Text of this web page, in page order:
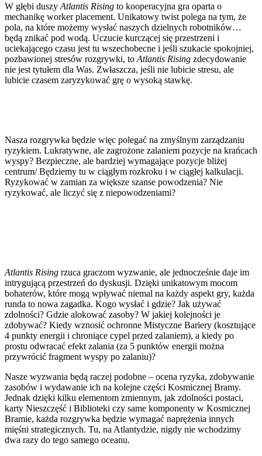
W głębi duszy Atlantis Rising to kooperacyjna gra oparta o
mechanikę worker placement. Unikatowy twist polega na tym, że
pola, na które możemy wysłać naszych dzielnych robotników…
będą znikać pod wodą. Uczucie kurczącej się przestrzeni i
uciekającego czasu jest tu wszechobecne i jeśli szukacie spokojniej,
pozbawionej stresów rozgrywki, to Atlantis Rising zdecydowanie
nie jest tytułem dla Was. Zwłaszcza, jeśli nie lubicie stresu, ale
lubicie czasem zaryzykować grę o wysoką stawkę.
Nasza rozgrywka będzie więc polegać na zmyślnym zarządzaniu
ryzykiem. Lukratywne, ale zagrożone zalaniem pozycje na krańcach
wyspy? Bezpieczne, ale bardziej wymagające pozycje bliżej
centrum/ Będziemy tu w ciągłym rozkroku i w ciągłej kalkulacji.
Ryzykować w zamian za większe szanse powodzenia? Nie
ryzykować, ale liczyć się z niepowodzeniami?
Atlantis Rising rzuca graczom wyzwanie, ale jednocześnie daje im
intrygującą przestrzeń do dyskusji. Dzięki unikatowym mocom
bohaterów, które mogą wpływać niemal na każdy aspekt gry, każda
runda to nowa zagadka. Kogo wysłać i gdzie? Jak używać
zdolności? Gdzie alokować zasoby? W jakiej kolejności je
zdobywać? Kiedy wznosić ochronne Mistyczne Bariery (kosztujące
4 punkty energii i chroniące cypel przed zalaniem), a kiedy po
prostu odwracać efekt zalania (za 5 punktów energii można
przywrócić fragment wyspy po zalaniu)?
Nasze wyzwania będą raczej podobne – ocena ryzyka, zdobywanie
zasobów i wydawanie ich na kolejne części Kosmicznej Bramy.
Jednak dzięki kilku elementom zmiennym, jak zdolności postaci,
karty Nieszczęść i Biblioteki czy same komponenty w Kosmicznej
Bramie, każda rozgrywka będzie wymagać naprężenia innych
mięśni strategicznych. Tu, na Atlantydzie, nigdy nie wchodzimy
dwa razy do tego samego oceanu.